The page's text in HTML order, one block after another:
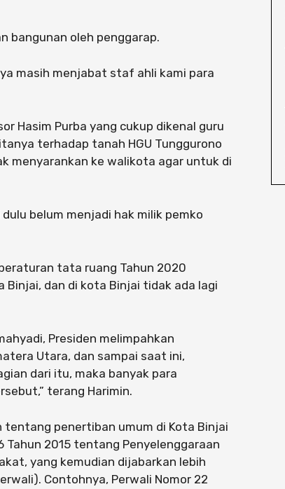
bangunan oleh penggarap.
masih menjabat staf ahli kami para
Hasim Purba yang cukup dikenal guru
terhadap tanah HGU Tunggurono
menyarankan ke walikota agar untuk di
belum menjadi hak milik pemko
tata ruang Tahun 2020
dan di kota Binjai tidak ada lagi
Presiden melimpahkan
Utara, dan sampai saat ini,
dari itu, maka banyak para
terang Harimin.
penertiban umum di Kota Binjai
Tahun 2015 tentang Penyelenggaraan
yang kemudian dijabarkan lebih
Contohnya, Perwali Nomor 22